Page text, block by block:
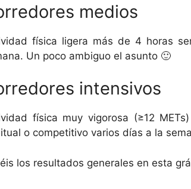
medios
física ligera más de 4 horas
Un poco ambiguo el asunto 🙂
intensivos
física muy vigorosa (≥12
o competitivo varios días a la
los resultados generales en esta